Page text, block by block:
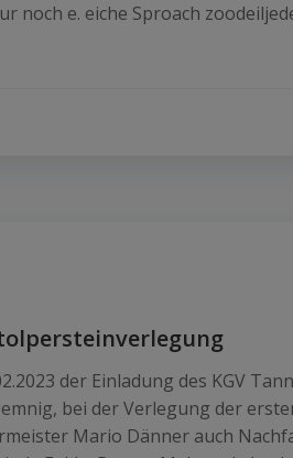
noch e. eiche Sproach
der Einladung des KGV
bei der Verlegung der
Mario Dänner auch